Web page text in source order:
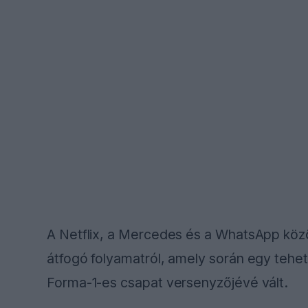
A Netflix, a Mercedes és a WhatsApp
átfogó folyamatról, amely során egy
Forma-1-es csapat versenyzőjévé vált.